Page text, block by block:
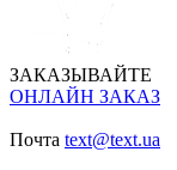
ЗАКАЗЫВАЙТЕ
ОНЛАЙН ЗАКАЗ
Почта text@text.ua